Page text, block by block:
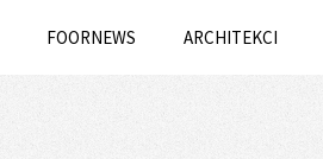
FOORNEWS ARCHITEKCI